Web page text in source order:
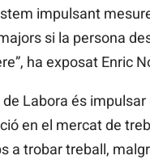
impulsant
si la persona
ha exposat Enric
Labora és
en el mercat de
a trobar treball,